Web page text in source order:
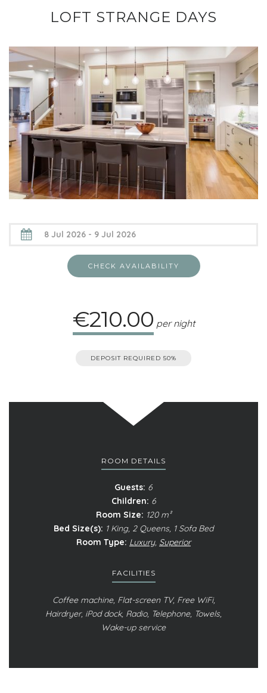
LOFT STRANGE DAYS
€210.00 per night
DEPOSIT REQUIRED 50%
ROOM DETAILS
Guests: 6
Children: 6
Room Size: 120 m²
Bed Size(s): 1 King, 2 Queens, 1 Sofa Bed
Room Type: Luxury, Superior
FACILITIES
Coffee machine, Flat-screen TV, Free WiFi,
Hairdryer, iPod dock, Radio, Telephone, Towels,
Wake-up service